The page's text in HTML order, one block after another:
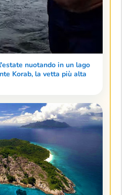
nuotando in un lago
Korab, la vetta più alta